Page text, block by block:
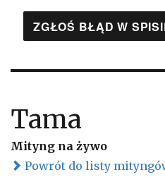
ZGŁOŚ BŁĄD W
Tama
Mityng na żywo
Powrót do listy